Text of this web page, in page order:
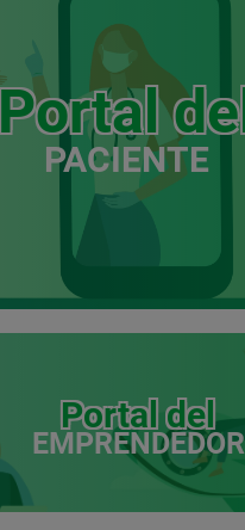
Portal del
PACIENTE
Portal del
EMPRENDEDOR